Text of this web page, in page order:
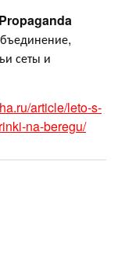
Propaganda
сеты и
article/leto-s-
na-beregu/